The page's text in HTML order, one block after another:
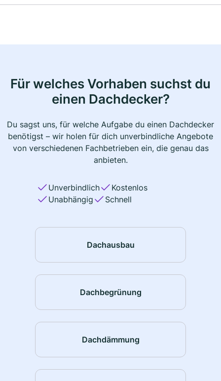
Für welches Vorhaben suchst du
einen Dachdecker?
Du sagst uns, für welche Aufgabe du einen Dachdecker
benötigst – wir holen für dich unverbindliche Angebote
von verschiedenen Fachbetrieben ein, die genau das
anbieten.
Unverbindlich
Kostenlos
Unabhängig
Schnell
Dachausbau
Dachbegrünung
Dachdämmung